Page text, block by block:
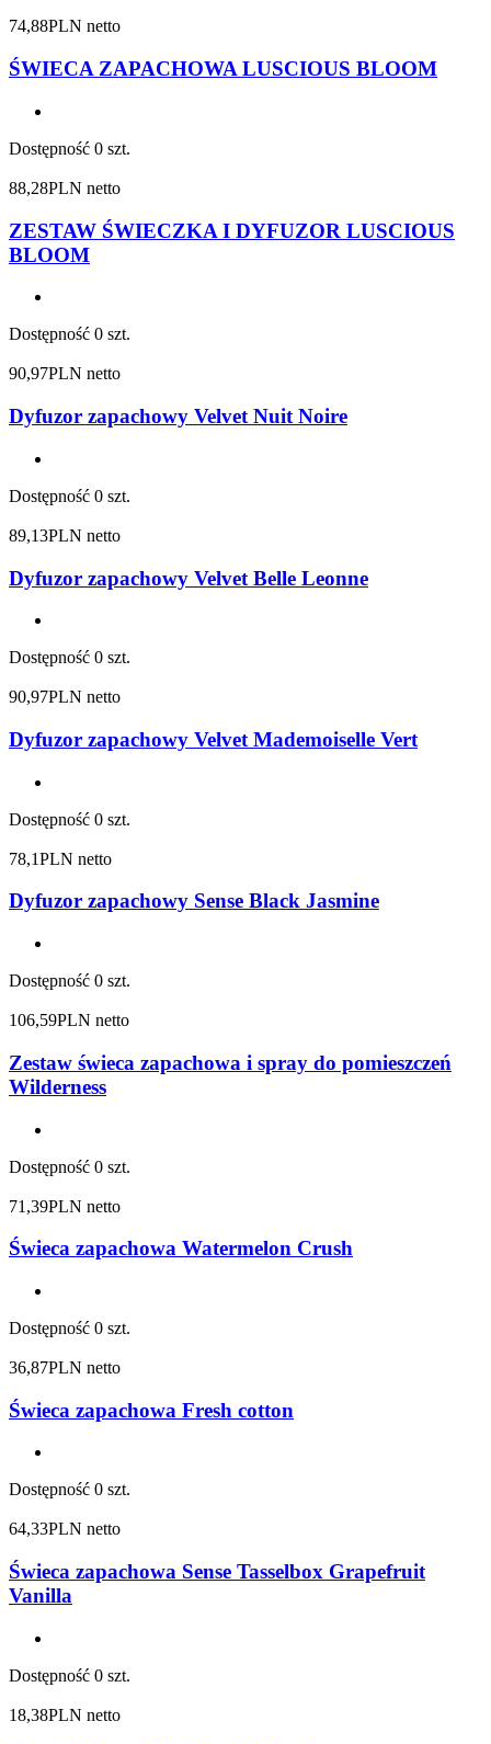
74,88PLN netto
ŚWIECA ZAPACHOWA LUSCIOUS BLOOM
Dostępność 0 szt.
88,28PLN netto
ZESTAW ŚWIECZKA I DYFUZOR LUSCIOUS
BLOOM
Dostępność 0 szt.
90,97PLN netto
Dyfuzor zapachowy Velvet Nuit Noire
Dostępność 0 szt.
89,13PLN netto
Dyfuzor zapachowy Velvet Belle Leonne
Dostępność 0 szt.
90,97PLN netto
Dyfuzor zapachowy Velvet Mademoiselle Vert
Dostępność 0 szt.
78,1PLN netto
Dyfuzor zapachowy Sense Black Jasmine
Dostępność 0 szt.
106,59PLN netto
Zestaw świeca zapachowa i spray do pomieszczeń
Wilderness
Dostępność 0 szt.
71,39PLN netto
Świeca zapachowa Watermelon Crush
Dostępność 0 szt.
36,87PLN netto
Świeca zapachowa Fresh cotton
Dostępność 0 szt.
64,33PLN netto
Świeca zapachowa Sense Tasselbox Grapefruit
Vanilla
Dostępność 0 szt.
18,38PLN netto